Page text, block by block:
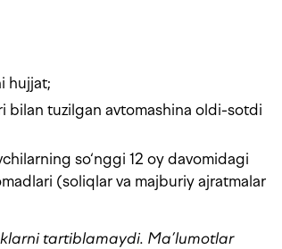
hujjat;
bilan tuzilgan avtomashina oldi-sotdi
so‘nggi 12 oy davomidagi
(soliqlar va majburiy ajratmalar
tartiblamaydi. Ma’lumotlar